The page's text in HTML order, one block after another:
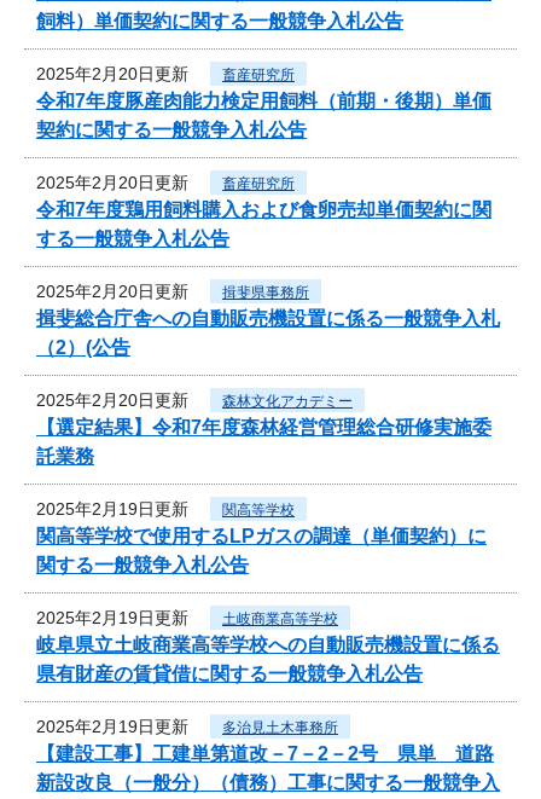
飼料）単価契約に関する一般競争入札公告
2025年2月20日更新 畜産研究所
令和7年度豚産肉能力検定用飼料（前期・後期）単価
契約に関する一般競争入札公告
2025年2月20日更新 畜産研究所
令和7年度鶏用飼料購入および食卵売却単価契約に関
する一般競争入札公告
2025年2月20日更新 揖斐県事務所
揖斐総合庁舎への自動販売機設置に係る一般競争入札
（2）(公告
2025年2月20日更新 森林文化アカデミー
【選定結果】令和7年度森林経営管理総合研修実施委
託業務
2025年2月19日更新 関高等学校
関高等学校で使用するLPガスの調達（単価契約）に
関する一般競争入札公告
2025年2月19日更新 土岐商業高等学校
岐阜県立土岐商業高等学校への自動販売機設置に係る
県有財産の賃貸借に関する一般競争入札公告
2025年2月19日更新 多治見土木事務所
【建設工事】工建単第道改－7－2－2号 県単 道路
新設改良（一般分）（債務）工事に関する一般競争入